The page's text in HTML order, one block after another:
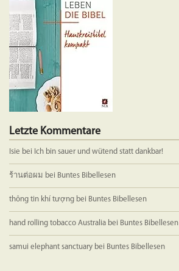
Letzte Kommentare
Isie bei Ich bin sauer und wütend statt dankbar!
ร้านต่อผม bei Buntes Bibellesen
thông tin khí tượng bei Buntes Bibellesen
hand rolling tobacco Australia bei Buntes Bibellesen
samui elephant sanctuary bei Buntes Bibellesen